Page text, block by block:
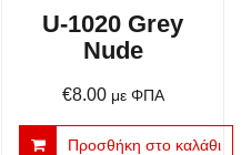
U-1020 Grey
Nude
€8.00 με ΦΠΑ
Προσθήκη στο καλάθι